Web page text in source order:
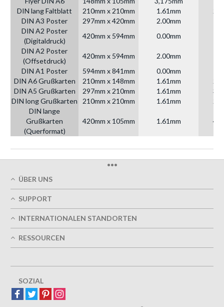
DIN lang Faltblatt
210mm x 210mm 1.61mm
DIN A3 Poster
297mm x 420mm 2.00mm
DIN A2 Poster
(Digitaldruck)
420mm x 594mm 0.00mm
DIN A2 Poster
(Offsetdruck)
420mm x 594mm 2.00mm
DIN A1 Poster
594mm x 841mm 0.00mm
DIN A6 Grußkarten
210mm x 148mm 1.61mm
DIN A5 Grußkarten
297mm x 210mm 1.61mm
DIN long Grußkarten
210mm x 210mm 1.61mm
DIN lange
Grußkarten
(Querformat)
420mm x 105mm 1.61mm
•••
ÜBER UNS
Termingerechte Lieferung
Grün
Impressum
Nutzungsbedingungen
SUPPORT
FAQs
Kontaktieren Sie uns
INTERNATIONALEN STANDORTEN
Großbritannien
Belgien
Spanien
Europa
RESSOURCEN
SOZIAL